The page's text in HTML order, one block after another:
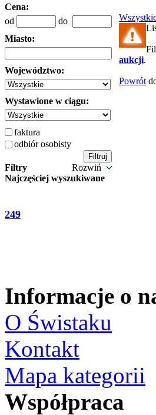
Cena:
od
do
Miasto:
Województwo:
Wystawione w ciągu:
faktura
odbiór osobisty
Filtry
Rozwiń
Najczęściej wyszukiwane
249
aukcji.
Powrót
Informacje o
O Świstaku
Kontakt
Mapa kategorii
Współpraca